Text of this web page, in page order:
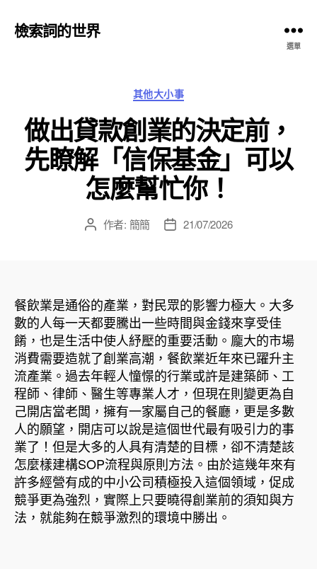
檢索詞的世界
選單
分
類
其他大小事
做出貸款創業的決定前，
先瞭解「信保基金」可以
怎麼幫忙你！
文 作者: 簡簡
文
期
21/07/2026
餐飲業是通俗的產業，對民眾的影響力極大。大多
數的人每一天都要騰出一些時間與金錢來享受佳
餚，也是生活中使人紓壓的重要活動。龐大的市場
消費需要造就了創業高潮，餐飲業近年來已躍升主
流產業。過去年輕人憧憬的行業或許是建築師、工
程師、律師、醫生等專業人才，但現在則變更為自
己開店當老闆，擁有一家屬自己的餐廳，更是多數
人的願望，開店可以說是這個世代最有吸引力的事
業了！但是大多的人具有清楚的目標，卻不清楚該
怎麼樣建構SOP流程與原則方法。由於這幾年來有
許多經營有成的中小公司積極投入這個領域，促成
競爭更為強烈，實際上只要曉得創業前的須知與方
法，就能夠在競爭激烈的環境中勝出。